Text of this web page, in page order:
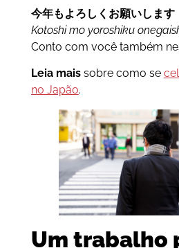
今年もよろしくお願いします
Kotoshi mo yoroshiku
Conto com você também
Leia maissobre como se
no Japão.
Um trabalho